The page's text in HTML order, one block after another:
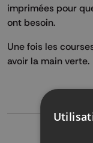
imprimées pour
ont besoin.
Une fois les
avoir la main verte.